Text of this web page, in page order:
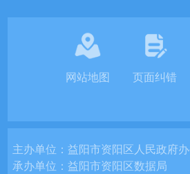
网站地图 页面纠错
主办单位：益阳市资阳区人民政府
承办单位：益阳市资阳区数据局